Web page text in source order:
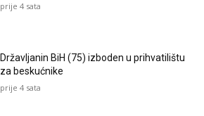
prije 4 sata
Državljanin BiH (75) izboden u prihvatilištu
za beskućnike
prije 4 sata